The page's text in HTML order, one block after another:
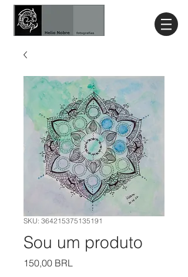
SKU: 364215375135191
Sou um produto
150,00 BRL